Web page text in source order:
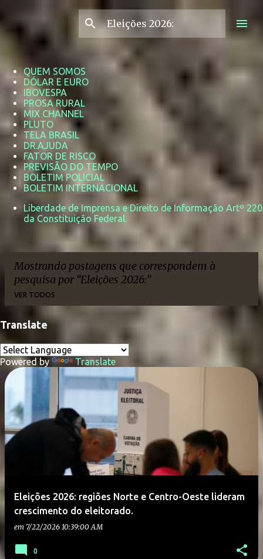
Pular para o conteúdo principal
QUEM SOMOS
DÓLAR E EURO
IBOVESPA
PROSA RURAL
MIX CHANNEL
PLUTO
TELA BRASIL
DR.AJUDA
FATOR DE RISCO
PREVISÃO DO TEMPO
BOLETIM POLICIAL
BOLETIM INTERNACIONAL
Liberdade de Imprensa e Direito de Informação Artº 220
da Constituição Federal.
Mostrando postagens que correspondem à
pesquisa por Eleições 2026:
VER TODOS
P
o
s
t
e
n
s
Translate
Powered by Translate
Eleições 2026: regiões Norte e Centro-Oeste lideram
crescimento do eleitorado.
em 7/22/2026 10:39:00 AM
0